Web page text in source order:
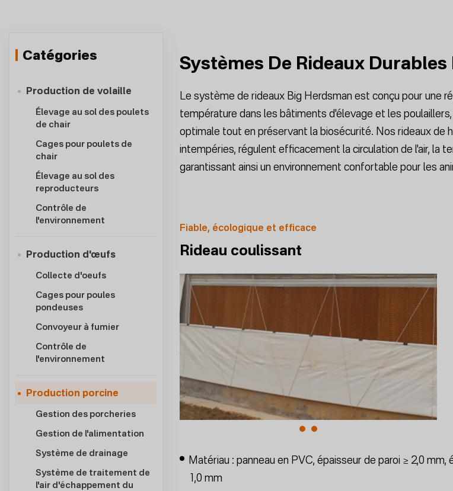
Catégories
Production de volaille
Élevage au sol des poulets
de chair
Cages pour poulets de
chair
Élevage au sol des
reproducteurs
Contrôle de
l'environnement
Production d'œufs
Collecte d'oeufs
Cages pour poules
pondeuses
Convoyeur à fumier
Contrôle de
l'environnement
Production porcine
Gestion des porcheries
Gestion de l'alimentation
Système de drainage
Système de traitement de
l'air d'échappement du
Systèmes De Rideaux
Le système de rideaux Big Herdsman est conçu pour une
température dans les bâtiments d'élevage et les
optimale tout en préservant la biosécurité. Nos rideaux de
intempéries, régulent efficacement la circulation de l'air, la
garantissant ainsi un environnement confortable pour les
Fiable, écologique et efficace
Rideau coulissant
Matériau : panneau en PVC, épaisseur de paroi ≥ 2,0 mm,
1,0 mm